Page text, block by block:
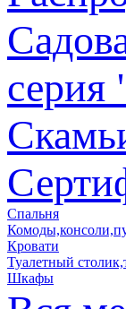
Спальня
Кровати
Туалетный
Шкафы